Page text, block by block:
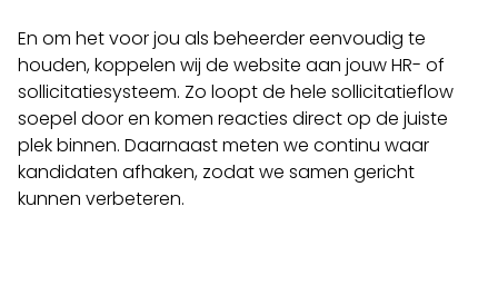
En om het voor jou als beheerder eenvoudig te
houden, koppelen wij de website aan jouw HR- of
sollicitatiesysteem. Zo loopt de hele sollicitatieflow
soepel door en komen reacties direct op de juiste
plek binnen. Daarnaast meten we continu waar
kandidaten afhaken, zodat we samen gericht
kunnen verbeteren.